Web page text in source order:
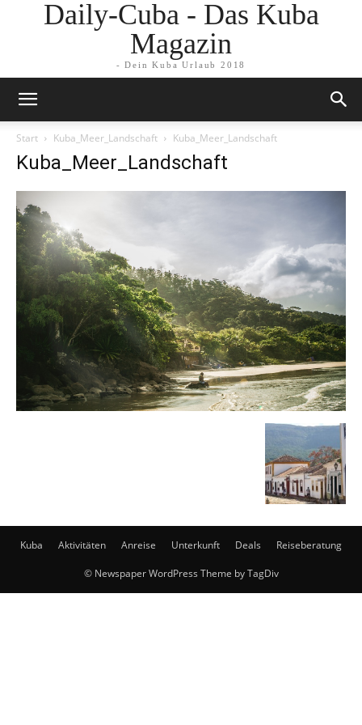
Daily-Cuba - Das Kuba
Magazin
- Dein Kuba Urlaub 2018
Start Kuba_Meer_Landschaft Kuba_Meer_Landschaft
Kuba_Meer_Landschaft
Kuba Aktivitäten Anreise Unterkunft Deals Reiseberatung
© Newspaper WordPress Theme by TagDiv